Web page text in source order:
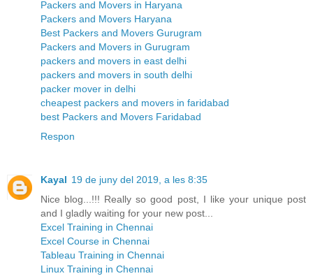
Packers and Movers in Haryana
Packers and Movers Haryana
Best Packers and Movers Gurugram
Packers and Movers in Gurugram
packers and movers in east delhi
packers and movers in south delhi
packer mover in delhi
cheapest packers and movers in faridabad
best Packers and Movers Faridabad
Respon
Kayal 19 de juny del 2019, a les 8:35
Nice blog...!!! Really so good post, I like your unique post
and I gladly waiting for your new post...
Excel Training in Chennai
Excel Course in Chennai
Tableau Training in Chennai
Linux Training in Chennai